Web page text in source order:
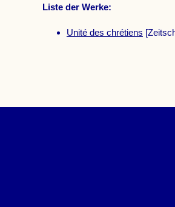
Liste der Werke:
Unité des chrétiens